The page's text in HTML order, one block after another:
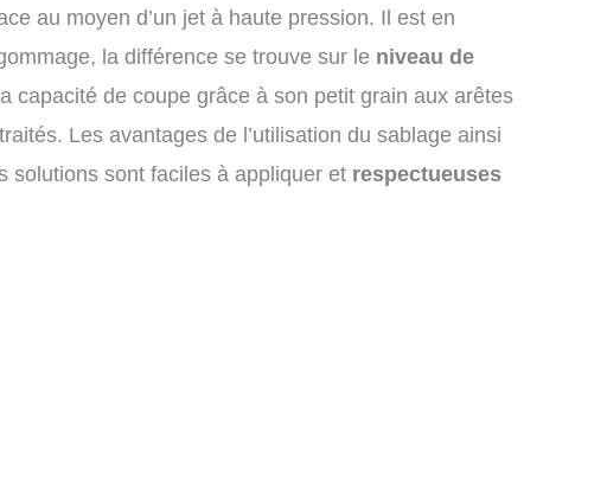
au moyen d’un jet à haute pression. Il est en
la différence se trouve sur le niveau de
capacité de coupe grâce à son petit grain aux arêtes
Les avantages de l’utilisation du sablage ainsi
solutions sont faciles à appliquer et respectueuses